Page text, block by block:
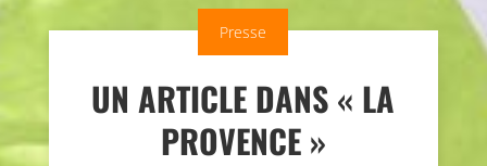
Presse
UN ARTICLE DANS « LA
PROVENCE »